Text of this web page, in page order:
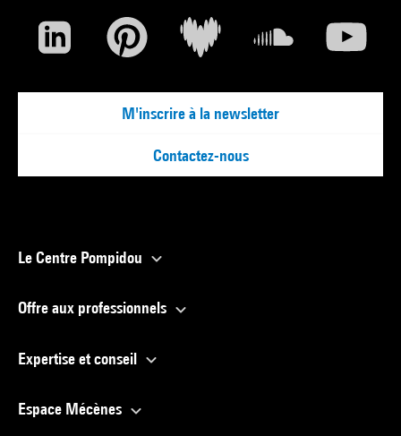
M'inscrire à la newsletter
Contactez-nous
Le Centre Pompidou
Offre aux professionnels
Expertise et conseil
Espace Mécènes